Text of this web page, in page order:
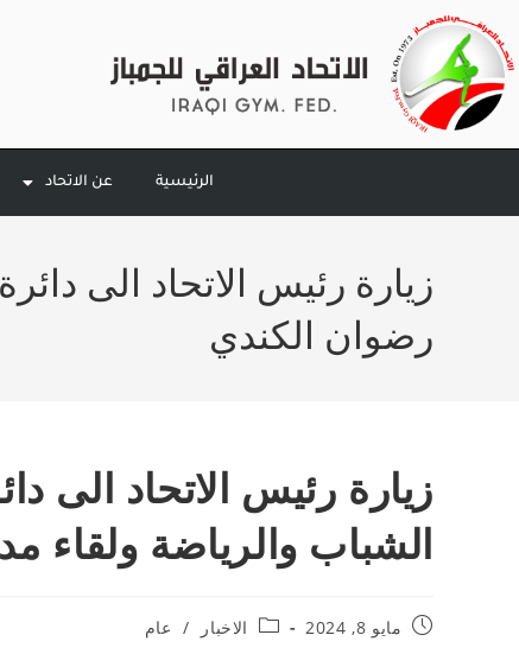
الرئيسية عن الاتحاد
زيارة رئيس الاتحاد الى
رضوان الكندي
زيارة رئيس الاتحاد الى
الشباب والرياضة ولقاء
مايو 8, 2024 الاخبار / عام